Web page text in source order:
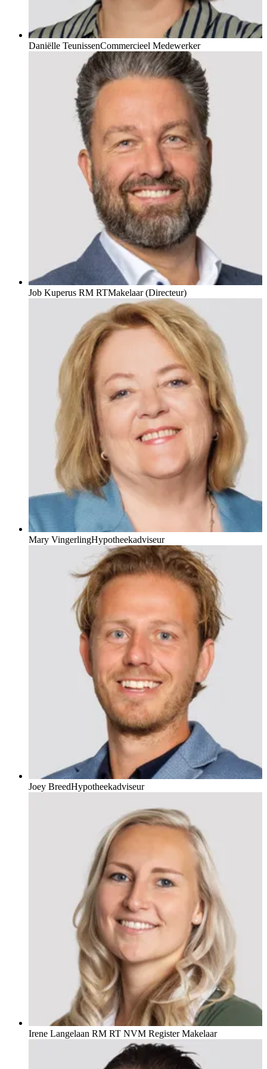
Daniëlle TeunissenCommercieel Medewerker
Job Kuperus RM RTMakelaar (Directeur)
Mary VingerlingHypotheekadviseur
Joey BreedHypotheekadviseur
Irene Langelaan RM RT NVM Register Makelaar